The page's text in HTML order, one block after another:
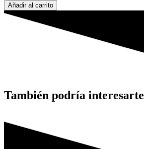
DE
ALUMINO
cantidad
Añadir al carrito
También podría interesarte